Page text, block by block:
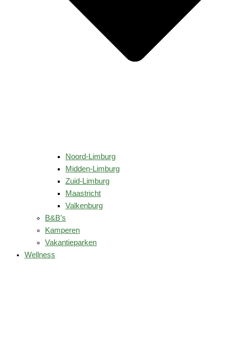
Noord-Limburg
Midden-Limburg
Zuid-Limburg
Maastricht
Valkenburg
B&B’s
Kamperen
Vakantieparken
Wellness